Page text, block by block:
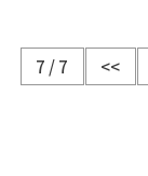
7 / 7 <<